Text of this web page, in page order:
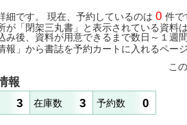
細です。 現在、予約しているのは 0 件で
が「閉架三丸書」と表示されている資料
み後、資料が用意できるまで数日～１週
報」から書誌を予約カートに入れるペー
こ
報
3 在庫数 3 予約数 0